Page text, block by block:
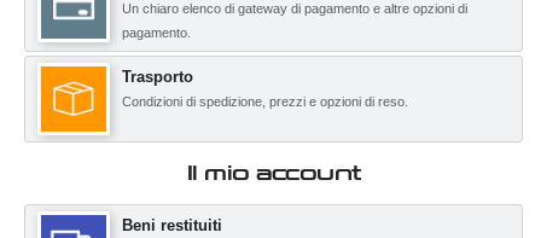
Un chiaro elenco di gateway di pagamento e altre opzioni di
pagamento.
Trasporto
Condizioni di spedizione, prezzi e opzioni di reso.
Il mio account
Beni restituiti